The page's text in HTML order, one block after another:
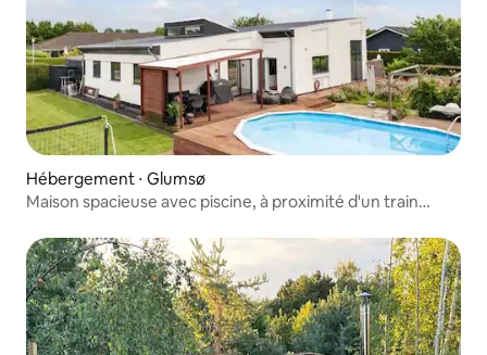
Hébergement ⋅ Glumsø
Maison spacieuse avec piscine, à proximité d'un train